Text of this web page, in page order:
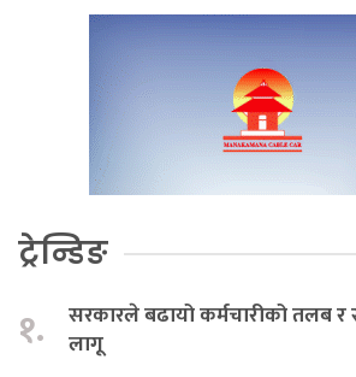
ट्रेन्डिङ
१.
सरकारले बढायो कर्मचारीको तलब
लागू